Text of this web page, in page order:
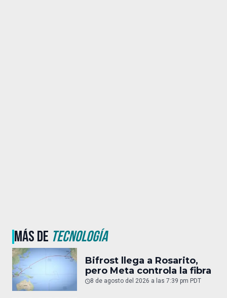
MÁS DE TECNOLOGÍA
Bifrost llega a Rosarito,
pero Meta controla la fibra
8 de agosto del 2026 a las 7:39 pm PDT